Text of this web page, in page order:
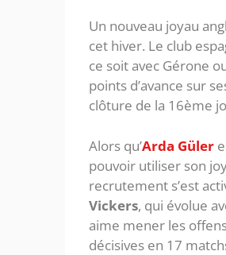
Un nouveau joyau
cet hiver. Le club
ce soit avec Gérone
points d’avance sur
clôture de la 16ème
Alors qu’Arda Güler
pouvoir utiliser son
recrutement s’est
Vickers, qui évolue
aime mener les
décisives en 17